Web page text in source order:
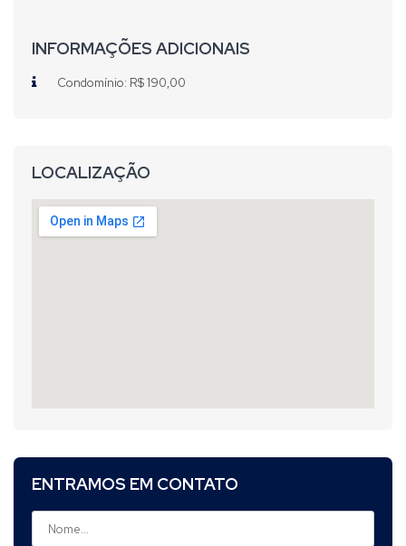
INFORMAÇÕES ADICIONAIS
Condomínio: R$ 190,00
LOCALIZAÇÃO
ENTRAMOS EM CONTATO